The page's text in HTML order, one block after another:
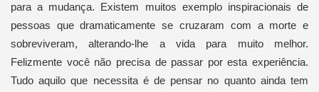
para a mudança. Existem muitos exemplo inspiracionais de
pessoas que dramaticamente se cruzaram com a morte e
sobreviveram, alterando-lhe a vida para muito melhor.
Felizmente você não precisa de passar por esta experiência.
Tudo aquilo que necessita é de pensar no quanto ainda tem